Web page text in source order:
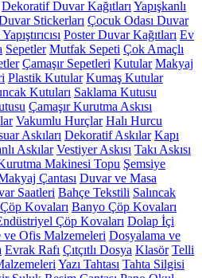
Dekoratif Duvar Kağıtları Yapışkanlı
Stickerları Çocuk Odası Duvar
Poster Duvar Kağıtları Ev
Sepetler Mutfak Sepeti Çok Amaçlı
Çamaşır Sepetleri Kutular Makyaj
Plastik Kutular Kumaş Kutular
Kutuları Saklama Kutusu
Çamaşır Kurutma Askısı
Vakumlu Hurçlar Halı Hurcu
Askıları Dekoratif Askılar Kapı
Askılar Vestiyer Askısı Takı Askısı
Makinesi Topu Şemsiye
Çantası Duvar ve Masa
Saatleri Bahçe Tekstili Salıncak
Çöp Kovaları Banyo Çöp Kovaları
Çöp Kovaları Dolap İçi
ve Ofis Malzemeleri Dosyalama ve
Evrak Rafı Çıtçıtlı Dosya Klasör Telli
Yazı Tahtası Tahta Silgisi